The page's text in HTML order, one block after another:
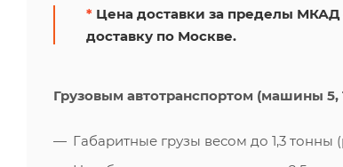
* Цена доставки за пределы
доставку по Москве.
Грузовым автотранспортом (машины 5,
Габаритные грузы весом до 1,3 тонны